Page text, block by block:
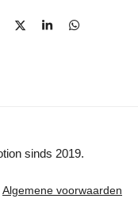
D
S
D
sinds 2019.
Algemene voorwaarden